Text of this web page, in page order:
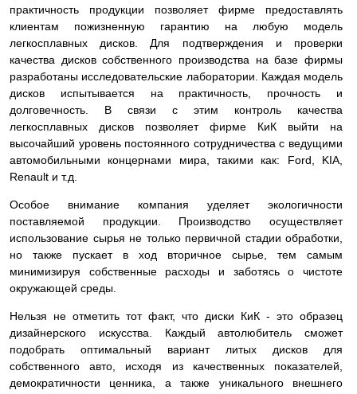
практичность продукции позволяет фирме предоставлять
клиентам пожизненную гарантию на любую модель
легкосплавных дисков. Для подтверждения и проверки
качества дисков собственного производства на базе фирмы
разработаны исследовательские лаборатории. Каждая модель
дисков испытывается на практичность, прочность и
долговечность. В связи с этим контроль качества
легкосплавных дисков позволяет фирме КиК выйти на
высочайший уровень постоянного сотрудничества с ведущими
автомобильными концернами мира, такими как: Ford, KIA,
Renault и т.д.
Особое внимание компания уделяет экологичности
поставляемой продукции. Производство осуществляет
использование сырья не только первичной стадии обработки,
но также пускает в ход вторичное сырье, тем самым
минимизируя собственные расходы и заботясь о чистоте
окружающей среды.
Нельзя не отметить тот факт, что диски КиК - это образец
дизайнерского искусства. Каждый автолюбитель сможет
подобрать оптимальный вариант литых дисков для
собственного авто, исходя из качественных показателей,
демократичности ценника, а также уникального внешнего